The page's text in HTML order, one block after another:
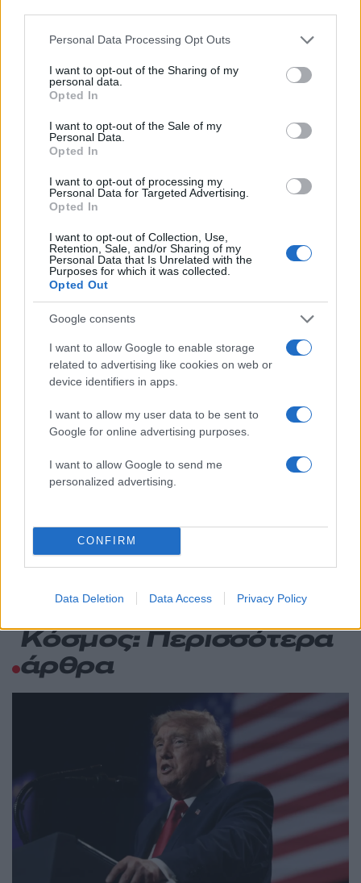
Please note that this website/app uses one or more Google
not limited to your visit or usage behaviour. You may click to
grant or deny consent to Google and its third-party tags to
use your data for below specified purposes in below Google
consent section.
Personal Data Processing Opt Outs
I want to opt-out of the Sharing of my
personal data.
Opted In
I want to opt-out of the Sale of my
Personal Data.
Opted In
I want to opt-out of processing my
Personal Data for Targeted Advertising.
Opted In
I want to opt-out of Collection, Use,
Retention, Sale, and/or Sharing of my
Personal Data that Is Unrelated with the
Purposes for which it was collected.
Opted Out
Google consents
I want to allow Google to enable storage
related to advertising like cookies on web or
device identifiers in apps.
I want to allow my user data to be sent to
Google for online advertising purposes.
I want to allow Google to send me
personalized advertising.
CONFIRM
Data Deletion Data Access Privacy Policy
Μυστράς: Αλλαγή στην υπερασπιστική
γραμμή του 55χρονου που έκρυψε τον
νεκρό πατέρα του σε καταψύκτη – Η
αγάπη στους γονείς και η διαφωνία με την
αδερφή του
Ιωάννα Τούνη: Η throwback φωτογραφία
από την Ίμπιζα με τον Δημήτρη
Σπυριδωνίδη
Πιο σχολιασμένα
Marfin: Η 46χρονη πήρε προθεσμία για
να απολογηθεί την Τρίτη – «Είναι αθώα,
συμμετείχε στη διαδήλωση όπως και
100.000 άτομα»
Βγήκαν ξανά τα μαχαίρια στην Ελπίδα
για τη Δημοκρατία: «Καρυστιανού,
Γρατσία και Γαλανός μετέτρεψαν το
κίνημα σε φοβικό αρχηγικό κόμμα»
Μεταφορές χρημάτων: Πότε μπορεί να
φόρος – Τι ισχυεί για τις γονικές παροχές
Απίστευτο κι όμως αληθινό -
αγγειοχειρουργού του νοσοκομείου
Χανίων επειδή κλάπηκε το μηχανάκι του
γιατρού
Κυριάκος Μητσοτάκης με την σύζυγό του
Μαρέβα
Κόσμος: Περισσότερα
άρθρα